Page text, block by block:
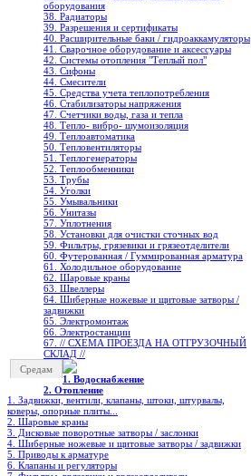
оборудования
38. Радиаторы
39. Разрешения и сертификаты
40. Расширительные баки / гидроаккамуляторы
41. Сварочное оборудование и аксессуары
42. Системы отопления "Теплый пол"
43. Сифоны
44. Смесители
45. Средства учета теплопотребления
46. Стабилизаторы напряжения
47. Счетчики воды, газа и тепла
48. Тепло- вибро- шумоизоляция
49. Теплоавтоматика
50. Тепловентиляторы
51. Теплогенераторы
52. Теплообменники
53. Трубы
54. Уголки
55. Умывальники
56. Унитазы
57. Уплотнения
58. Установки для очистки сточных вод
59. Фильтры, грязевики и грязеотделители
60. Футерованная / Гуммированная арматура
61. Холодильное oборудование
62. Шаровые краны
63. Швеллеры
64. Шиберные ножевые и щитовые затворы /
задвижки
65. Электромонтаж
66. Электростанции
67. // СХЕМА ПРОЕЗДА НА ОТГРУЗОЧНЫЙ
СКЛАД //
Средам
1. Водоснабжение
2. Отопление
1. Задвижки, вентили, клапаны, штоки, штурвалы,
коверы, опорные плиты...
2. Шаровые краны
3. Дисковые поворотные затворы / заслонки
4. Шиберные ножевые и щитовые затворы / задвижки
5. Приводы к арматуре
6. Клапаны и регуляторы